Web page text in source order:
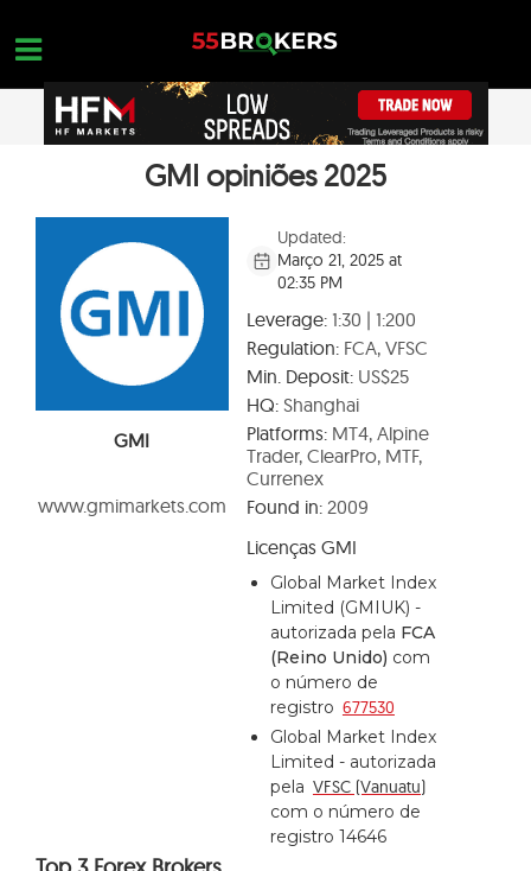
content
MELHOR CORRETORA PARA FOREX
FOREX GOLPES
EDUCAÇÃO EM FOREX
CONSULTAS DE NEGOCIAÇÃO
CONTATE-NOS
ABRA UMA CONTA GRATUITA
OPEN A FREE ACCOUNT
GMI opiniões 2025
GMI
www.gmimarkets.com
Updated:
Março 21, 2025 at
02:35 PM
Leverage:1:30 | 1:200
Regulation:FCA, VFSC
Min. Deposit:US$25
HQ:Shanghai
Platforms:MT4, Alpine
Trader, ClearPro, MTF,
Currenex
Found in:2009
Licenças GMI
Global Market Index
Limited (GMIUK) -
autorizada pela FCA
(Reino Unido) com
o número de
registro 677530
Global Market Index
Limited - autorizada
pela VFSC (Vanuatu)
com o número de
registro 14646